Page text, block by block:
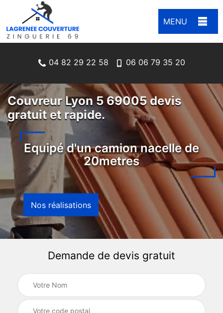
MENU
04 82 29 22 58 06 06 79 35 20
Couvreur Lyon 5 69005 devis
gratuit et rapide.
Equipé d'un camion nacelle de
20metres
Nos réalisations
Demande de devis gratuit